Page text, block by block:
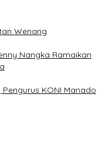
Wenang
Nangka Ramaikan
KONI Manado